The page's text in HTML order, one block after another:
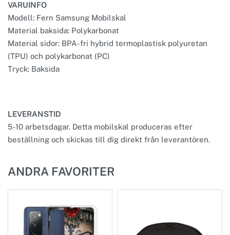
VARUINFO
Modell: Fern Samsung Mobilskal
Material baksida: Polykarbonat
Material sidor: BPA-fri hybrid termoplastisk polyuretan
(TPU) och polykarbonat (PC)
Tryck: Baksida
LEVERANSTID
5-10 arbetsdagar. Detta mobilskal produceras efter
beställning och skickas till dig direkt från leverantören.
ANDRA FAVORITER